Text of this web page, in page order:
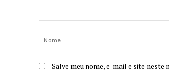
Salve meu nome, e-mail e site neste